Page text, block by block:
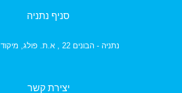
סניף נתניה
נתניה - הבונים 22 , א.ת. פולג, מיקוד 42170
יצירת קשר